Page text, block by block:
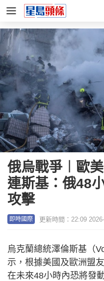
俄烏戰爭︱歐
連斯基：俄48
攻擊
即時國際 更新時間：22:09
烏克蘭總統澤倫斯基（
示，根據美國及歐洲盟
在未來48小時內恐將發